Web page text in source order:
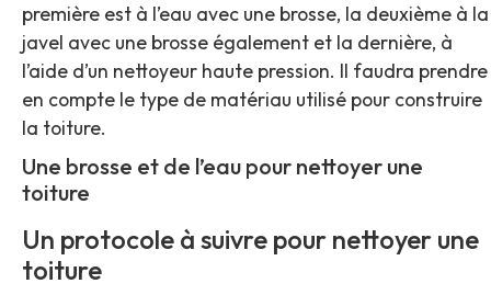
première est à l’eau avec une brosse, la deuxième à la
javel avec une brosse également et la dernière, à
l’aide d’un nettoyeur haute pression. Il faudra prendre
en compte le type de matériau utilisé pour construire
la toiture.
Une brosse et de l’eau pour nettoyer une
toiture
Un protocole à suivre pour nettoyer une
toiture